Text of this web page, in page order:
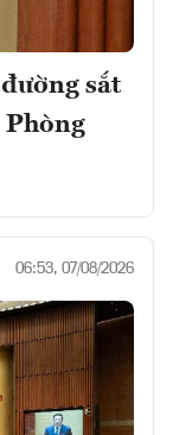
sắt
06:53, 07/08/2026